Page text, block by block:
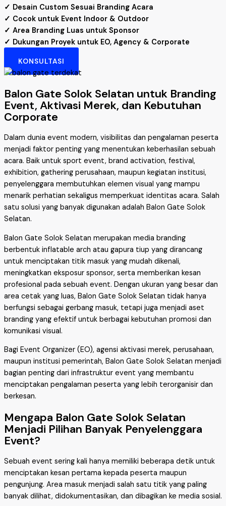
✓ Desain Custom Sesuai Branding Acara
✓ Cocok untuk Event Indoor & Outdoor
✓ Area Branding Luas untuk Sponsor
✓ Dukungan Proyek untuk EO, Agency & Corporate
KONSULTASI
Balon Gate Solok Selatan untuk Branding
Event, Aktivasi Merek, dan Kebutuhan
Corporate
Dalam dunia event modern, visibilitas dan pengalaman peserta
menjadi faktor penting yang menentukan keberhasilan sebuah
acara. Baik untuk sport event, brand activation, festival,
exhibition, gathering perusahaan, maupun kegiatan institusi,
penyelenggara membutuhkan elemen visual yang mampu
menarik perhatian sekaligus memperkuat identitas acara. Salah
satu solusi yang banyak digunakan adalah Balon Gate Solok
Selatan.
Balon Gate Solok Selatan merupakan media branding
berbentuk inflatable arch atau gapura tiup yang dirancang
untuk menciptakan titik masuk yang mudah dikenali,
meningkatkan eksposur sponsor, serta memberikan kesan
profesional pada sebuah event. Dengan ukuran yang besar dan
area cetak yang luas, Balon Gate Solok Selatan tidak hanya
berfungsi sebagai gerbang masuk, tetapi juga menjadi aset
branding yang efektif untuk berbagai kebutuhan promosi dan
komunikasi visual.
Bagi Event Organizer (EO), agensi aktivasi merek, perusahaan,
maupun institusi pemerintah, Balon Gate Solok Selatan menjadi
bagian penting dari infrastruktur event yang membantu
menciptakan pengalaman peserta yang lebih terorganisir dan
berkesan.
Mengapa Balon Gate Solok Selatan
Menjadi Pilihan Banyak Penyelenggara
Event?
Sebuah event sering kali hanya memiliki beberapa detik untuk
menciptakan kesan pertama kepada peserta maupun
pengunjung. Area masuk menjadi salah satu titik yang paling
banyak dilihat, didokumentasikan, dan dibagikan ke media sosial.